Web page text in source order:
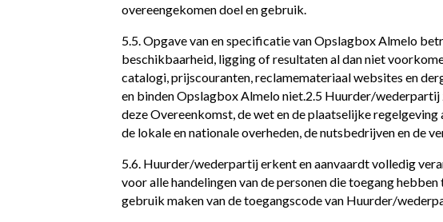
overeengekomen doel en gebruik.
5.5. Opgave van en specificatie van Opslagbox Almelo
beschikbaarheid, ligging of resultaten al dan niet
catalogi, prijscouranten, reclamemateriaal websites en
en binden Opslagbox Almelo niet.2.5 Huurder/wederpartij
deze Overeenkomst, de wet en de plaatselijke
de lokale en nationale overheden, de nutsbedrijven en de
5.6. Huurder/wederpartij erkent en aanvaardt volledig
voor alle handelingen van de personen die toegang
gebruik maken van de toegangscode van Huurder/